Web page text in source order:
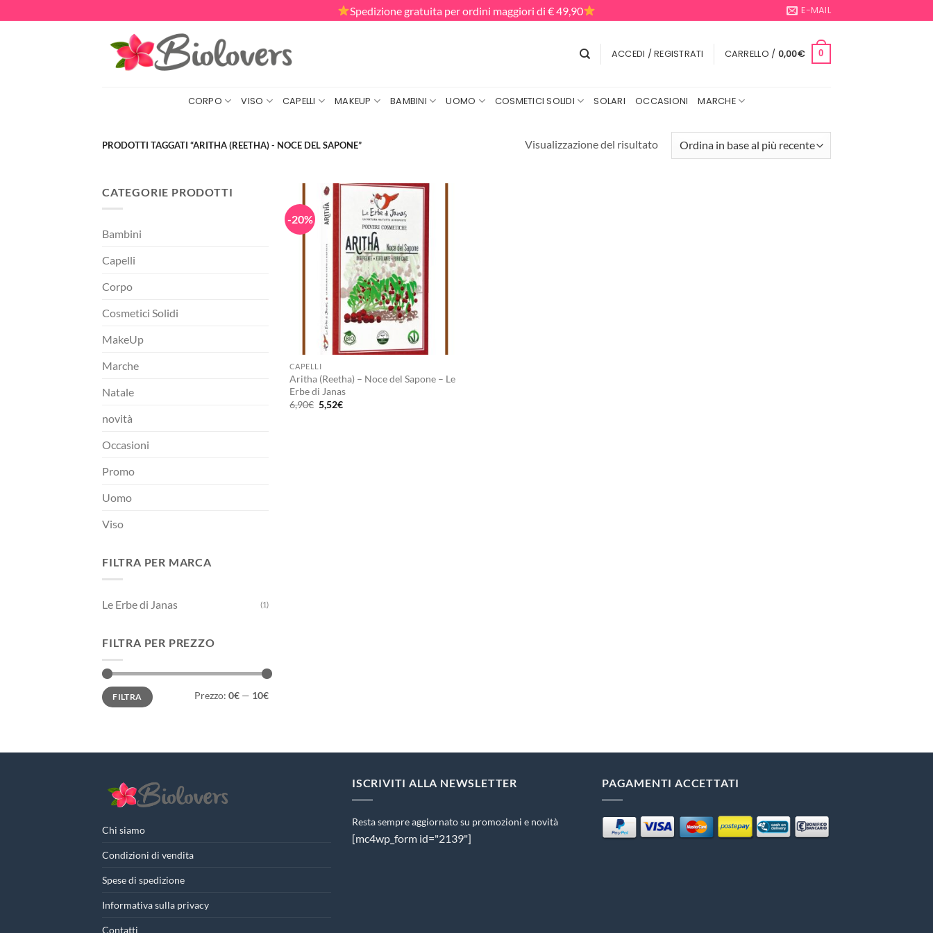
ai
Spedizione gratuita per ordini maggiori di € 49,90 E-MAIL
ACCEDI / REGISTRATI CARRELLO / 0,00€ 0
CORPO VISO CAPELLI MAKEUP BAMBINI UOMO COSMETICI SOLIDI SOLARI OCCASIONI MARCHE
PRODOTTI TAGGATI “ARITHA (REETHA) - NOCE DEL SAPONE” Visualizzazione del risultato
CATEGORIE PRODOTTI
Bambini
Capelli
Corpo
Cosmetici Solidi
MakeUp
Marche
Natale
novità
Occasioni
Promo
Uomo
Viso
FILTRA PER MARCA
Le Erbe di Janas (1)
FILTRA PER PREZZO
Prezzo
Min
Prezzo
MaxFILTRA Prezzo: 0€ — 10€
-20%
CAPELLI
Aritha (Reetha) – Noce del Sapone – Le
Erbe di Janas
6,90€ Il
prezzo
5,52€Il
Chi siamo
Condizioni di vendita
Spese di spedizione
Informativa sulla privacy
Contatti
ISCRIVITI ALLA NEWSLETTER
Resta sempre aggiornato su promozioni e novità
[mc4wp_form id="2139"]
PAGAMENTI ACCETTATI